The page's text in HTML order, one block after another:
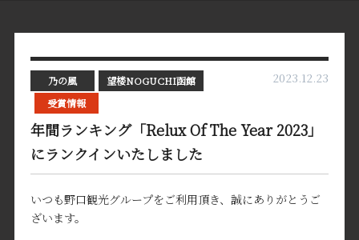
乃の風
望楼NOGUCHI函館
受賞情報
2023.12.23
年間ランキング「Relux Of The Year 2023」
にランクインいたしました
いつも野口観光グループをご利用頂き、誠にありがとうご
ざいます。